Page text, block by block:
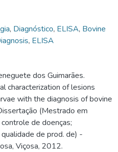
, Diagnóstico, ELISA, Bovine
, ELISA
dos Guimarães.
characterization of lesions
with the diagnosis of bovine
(Mestrado em
de doenças;
de prod. de) -
Viçosa, 2012.